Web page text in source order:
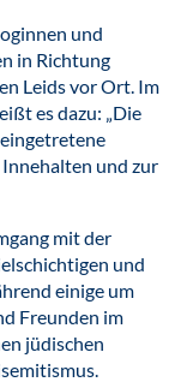
und
in Richtung
Leids vor Ort. Im
es dazu: „Die
und zur
mit der
und
einige um
Freunden im
jüdischen